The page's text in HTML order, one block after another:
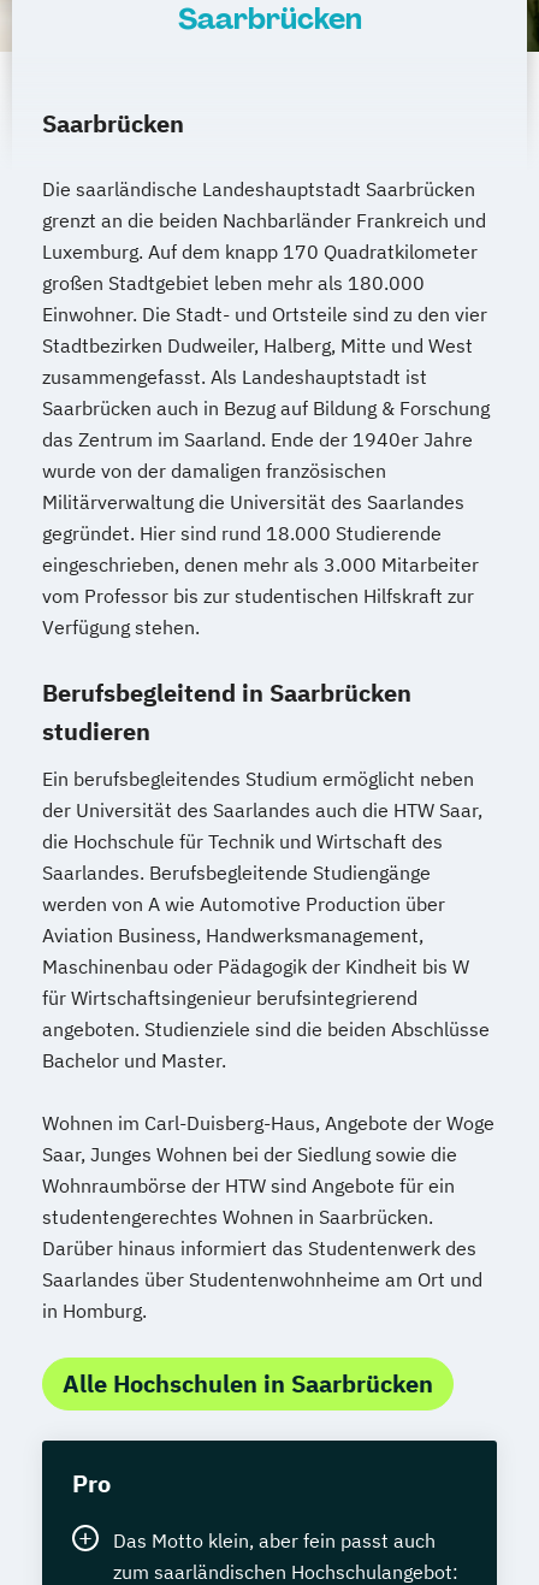
Saarbrücken
Saarbrücken
Die saarländische Landeshauptstadt Saarbrücken
grenzt an die beiden Nachbarländer Frankreich und
Luxemburg. Auf dem knapp 170 Quadratkilometer
großen Stadtgebiet leben mehr als 180.000
Einwohner. Die Stadt- und Ortsteile sind zu den vier
Stadtbezirken Dudweiler, Halberg, Mitte und West
zusammengefasst. Als Landeshauptstadt ist
Saarbrücken auch in Bezug auf Bildung & Forschung
das Zentrum im Saarland. Ende der 1940er Jahre
wurde von der damaligen französischen
Militärverwaltung die Universität des Saarlandes
gegründet. Hier sind rund 18.000 Studierende
eingeschrieben, denen mehr als 3.000 Mitarbeiter
vom Professor bis zur studentischen Hilfskraft zur
Verfügung stehen.
Berufsbegleitend in Saarbrücken
studieren
Ein berufsbegleitendes Studium ermöglicht neben
der Universität des Saarlandes auch die HTW Saar,
die Hochschule für Technik und Wirtschaft des
Saarlandes. Berufsbegleitende Studiengänge
werden von A wie Automotive Production über
Aviation Business, Handwerksmanagement,
Maschinenbau oder Pädagogik der Kindheit bis W
für Wirtschaftsingenieur berufsintegrierend
angeboten. Studienziele sind die beiden Abschlüsse
Bachelor und Master.
Wohnen im Carl-Duisberg-Haus, Angebote der Woge
Saar, Junges Wohnen bei der Siedlung sowie die
Wohnraumbörse der HTW sind Angebote für ein
studentengerechtes Wohnen in Saarbrücken.
Darüber hinaus informiert das Studentenwerk des
Saarlandes über Studentenwohnheime am Ort und
in Homburg.
Alle Hochschulen in Saarbrücken
Pro
Das Motto klein, aber fein passt auch
zum saarländischen Hochschulangebot: